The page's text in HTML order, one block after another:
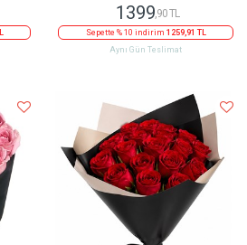
1399 ,90 TL
Sepette % 10 indirim 1259,91 TL
Aynı Gün Teslimat